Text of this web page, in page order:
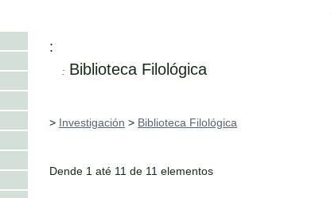
:
: Biblioteca Filológica
> Investigación > Biblioteca Filológica
Dende 1 até 11 de 11 elementos